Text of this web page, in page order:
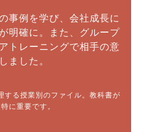
事例を学び、会社成長に
明確に。また、グループ
トレーニングで相手の意
ました。
する授業別のファイル。教科書が
に重要です。